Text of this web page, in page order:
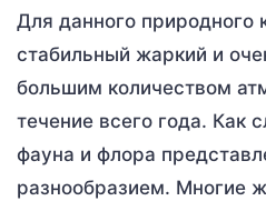
Для данного природного
стабильный жаркий и
большим количеством
течение всего года. Как
фауна и флора
разнообразием. Многие